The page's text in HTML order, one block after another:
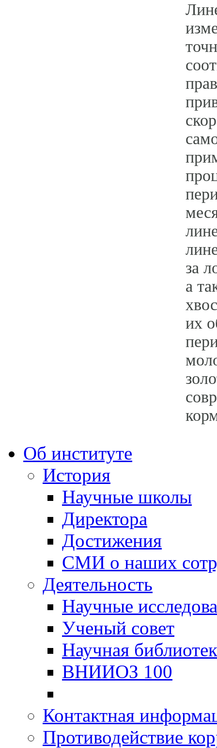
за
а
их
Об институте
История
Научные школы
Директора
Достижения
СМИ о наших
Деятельность
Научные
Ученый совет
Научная
ВНИИОЗ 100
Контактная
Противодействие